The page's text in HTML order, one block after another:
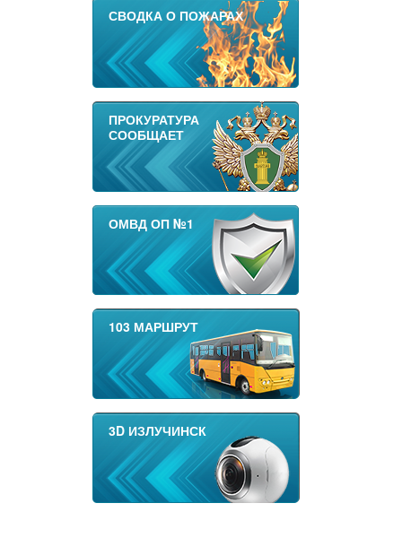
СВОДКА О ПОЖАРАХ
ПРОКУРАТУРА
СООБЩАЕТ
ОМВД ОП №1
103 МАРШРУТ
3D ИЗЛУЧИНСК